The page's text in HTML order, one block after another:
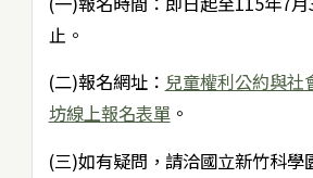
止。
(二)報名網址： 兒童權利公約與社
坊線上報名表單。
(三)如有疑問，請洽國立新竹科學